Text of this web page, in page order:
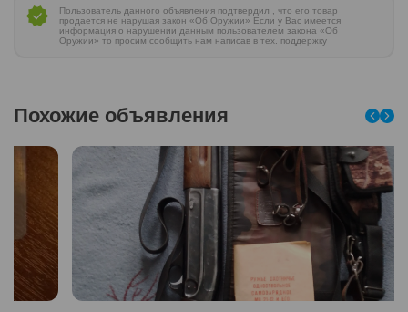
Пользователь данного объявления подтвердил , что его товар
продается не нарушая закон «Об Оружии» Если у Вас имеется
информация о нарушении данным пользователем закона «Об
Оружии» то просим сообщить нам написав в тех. поддержку
Похожие объявления